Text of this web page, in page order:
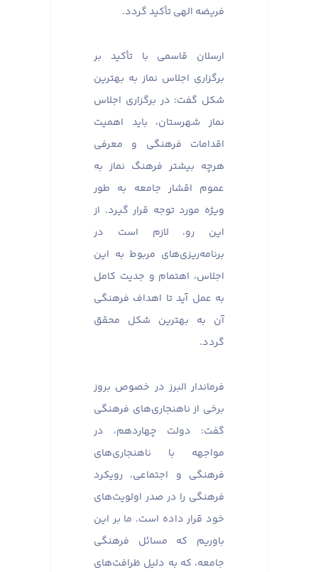
فریضه الهی تأکید گردد.
ارسلان قاسمی با تأکید بر
برگزاری اجلاس نماز به بهترین
شکل گفت: در برگزاری اجلاس
نماز شهرستان، باید اهمیت
اقدامات فرهنگی و معرفی
هرچه بیشتر فرهنگ نماز به
عموم اقشار جامعه به طور
ویژه مورد توجه قرار گیرد. از
این رو، لازم است در
برنامه‌ریزی‌های مربوط به این
اجلاس، اهتمام و جدیت کامل
به عمل آید تا اهداف فرهنگی
آن به بهترین شکل محقق
گردد.
فرماندار البرز در خصوص بروز
برخی از ناهنجاری‌های فرهنگی
گفت: دولت چهاردهم، در
مواجهه با ناهنجاری‌های
فرهنگی و اجتماعی، رویکرد
فرهنگی را در صدر اولویت‌های
خود قرار داده است. ما بر این
باوریم که مسائل فرهنگی
جامعه، که به دلیل ظرافت‌های